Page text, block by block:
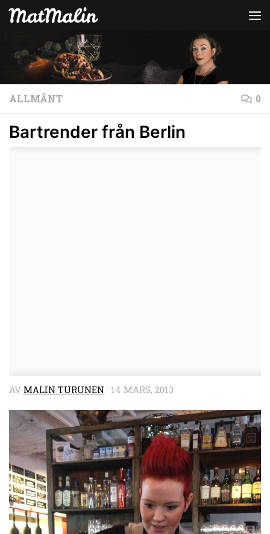
Hoppa till innehåll
ALLMÄNT 0
Bartrender från Berlin
AV MALIN TURUNEN · 14 MARS, 2013